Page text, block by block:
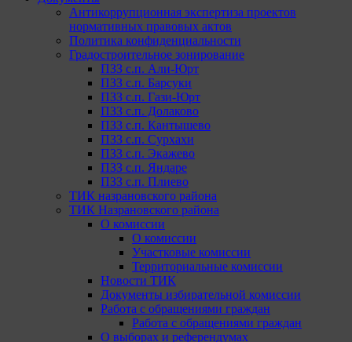
Антикоррупционная экспертиза проектов
нормативных правовых актов
Политика конфиденциальности
Градостроительное зонирование
ПЗЗ с.п. Али-Юрт
ПЗЗ с.п. Барсуки
ПЗЗ с.п. Гази-Юрт
ПЗЗ с.п. Долаково
ПЗЗ с.п. Кантышево
ПЗЗ с.п. Сурхахи
ПЗЗ с.п. Экажево
ПЗЗ с.п. Яндаре
ПЗЗ с.п. Плиево
ТИК назрановского района
ТИК Назрановского района
О комиссии
О комиссии
Участковые комиссии
Территориальные комиссии
Новости ТИК
Документы избирательной комиссии
Работа с обращениями граждан
Работа с обращениями граждан
О выборах и референдумах